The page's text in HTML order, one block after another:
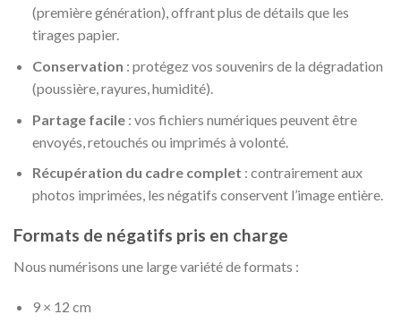
(première génération), offrant plus de détails que les
tirages papier.
Conservation : protégez vos souvenirs de la dégradation
(poussière, rayures, humidité).
Partage facile: vos fichiers numériques peuvent être
envoyés, retouchés ou imprimés à volonté.
Récupération du cadre complet : contrairement aux
photos imprimées, les négatifs conservent l’image entière.
Formats de négatifs pris en charge
Nous numérisons une large variété de formats :
9 × 12 cm